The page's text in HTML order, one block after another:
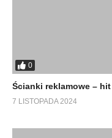
0
Ścianki reklamowe –
7 LISTOPADA 2024